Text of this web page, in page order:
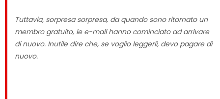
Tuttavia, sorpresa sorpresa, da quando sono ritornato un
membro gratuito, le e-mail hanno cominciato ad arrivare
di nuovo. Inutile dire che, se voglio leggerli, devo pagare di
nuovo.